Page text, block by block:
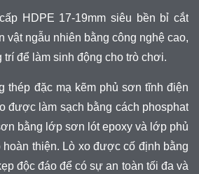
HDPE 17-19mm siêu bền bỉ cắt
vật ngẫu nhiên bằng công nghệ cao,
trí để làm sinh động cho trò chơi.
thép đặc mạ kẽm phủ sơn tĩnh điện
được làm sạch bằng cách phosphat
bằng lớp sơn lót epoxy và lớp phủ
hoàn thiện. Lò xo được cố định bằng
độc đáo để có sự an toàn tối đa và